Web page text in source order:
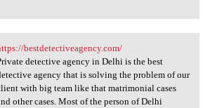
bestdetectiveagency
bestdetectiveagency.com/
detective agency in Delhi is the best
agency that is solving the problem of our
with big team like that matrimonial cases
other cases. Most of the person of Delhi